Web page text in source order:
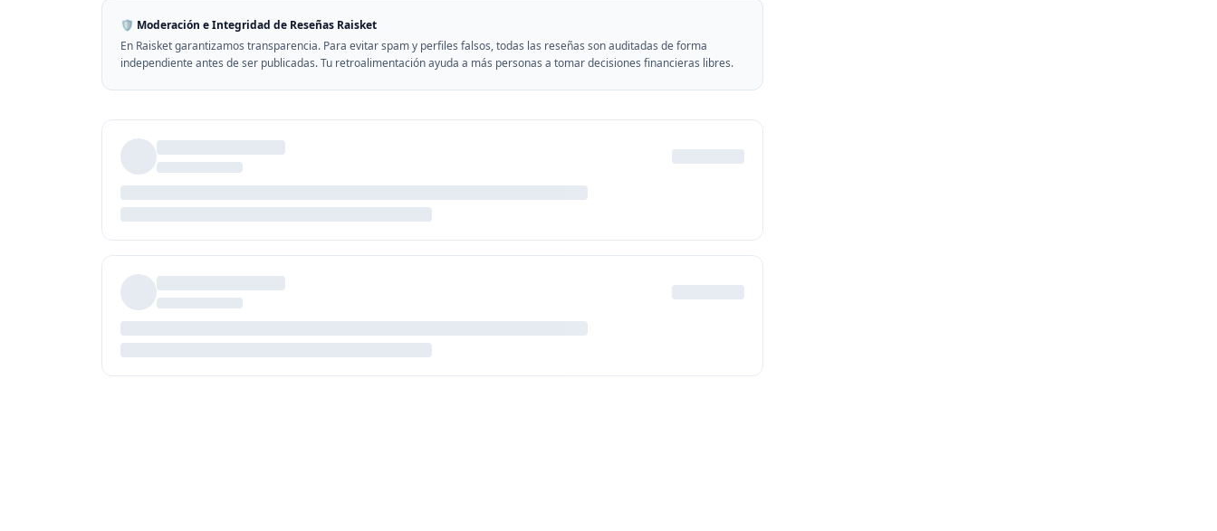
🛡️ Moderación e Integridad de Reseñas Raisket
En Raisket garantizamos transparencia. Para evitar spam y perfiles falsos, todas las reseñas son auditadas de forma
independiente antes de ser publicadas. Tu retroalimentación ayuda a más personas a tomar decisiones financieras libres.